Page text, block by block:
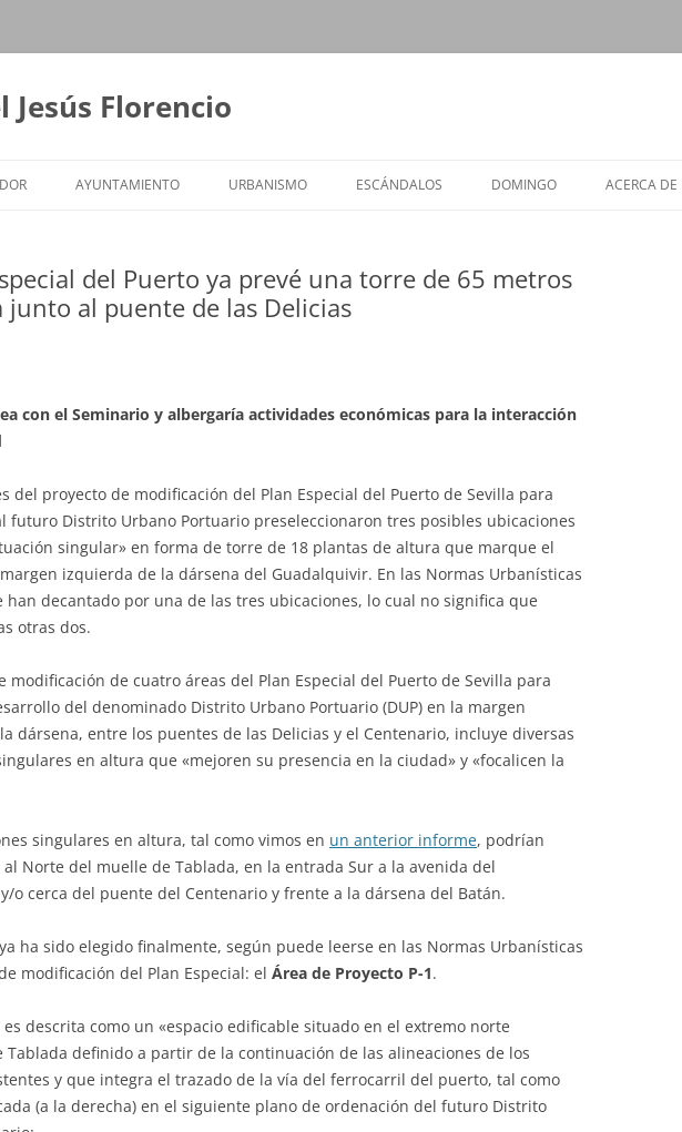
Jesús Florencio
AYUNTAMIENTO URBANISMO ESCÁNDALOS DOMINGO ACERCA DE
del Puerto ya prevé una torre de 65 metros
junto al puente de las Delicias
con el Seminario y albergaría actividades económicas para la interacción
del proyecto de modificación del Plan Especial del Puerto de Sevilla para
futuro Distrito Urbano Portuario preseleccionaron tres posibles ubicaciones
singular» en forma de torre de 18 plantas de altura que marque el
izquierda de la dársena del Guadalquivir. En las Normas Urbanísticas
han decantado por una de las tres ubicaciones, lo cual no significa que
otras dos.
modificación de cuatro áreas del Plan Especial del Puerto de Sevilla para
del denominado Distrito Urbano Portuario (DUP) en la margen
dársena, entre los puentes de las Delicias y el Centenario, incluye diversas
en altura que «mejoren su presencia en la ciudad» y «focalicen la
singulares en altura, tal como vimos en un anterior informe, podrían
Norte del muelle de Tablada, en la entrada Sur a la avenida del
o cerca del puente del Centenario y frente a la dársena del Batán.
ha sido elegido finalmente, según puede leerse en las Normas Urbanísticas
modificación del Plan Especial: el Área de Proyecto P-1.
es descrita como un «espacio edificable situado en el extremo norte
Tablada definido a partir de la continuación de las alineaciones de los
y que integra el trazado de la vía del ferrocarril del puerto, tal como
(a la derecha) en el siguiente plano de ordenación del futuro Distrito